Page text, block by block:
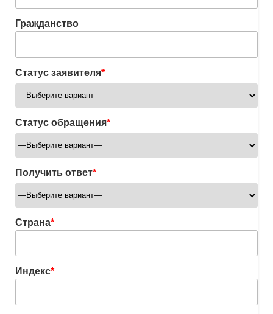
Гражданство
Статус заявителя*
Статус обращения*
Получить ответ*
Страна*
Индекс*